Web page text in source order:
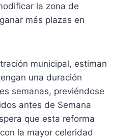
la zona de
más plazas en
municipal, estiman
una duración
semanas, previéndose
antes de Semana
que esta reforma
la mayor celeridad